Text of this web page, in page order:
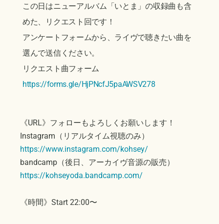
この日はニューアルバム「いとま」の収録曲も含
めた、リクエスト回です！
アンケートフォームから、ライヴで聴きたい曲を
選んで送信ください。
リクエスト曲フォーム
https://forms.gle/HjPNcfJ5paAWSV278
《URL》フォローもよろしくお願いします！
Instagram（リアルタイム視聴のみ）
https://www.instagram.com/kohsey/
bandcamp（後日、アーカイヴ音源の販売）
https://kohseyoda.bandcamp.com/
《時間》Start 22:00〜